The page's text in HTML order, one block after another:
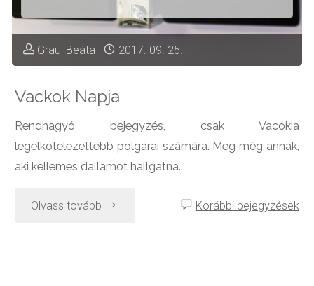
Graul Beáta 2017. 09. 25.
Vackok Napja
Rendhagyó bejegyzés, csak Vacókia
legelkötelezettebb polgárai számára. Meg még annak,
aki kellemes dallamot hallgatna.
Olvass tovább "Vackok Korábbi bejegyzések